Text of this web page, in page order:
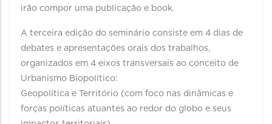
irão compor uma publicação e book.
A terceira edição do seminário consiste em 4 dias de
debates e apresentações orais dos trabalhos,
organizados em 4 eixos transversais ao conceito de
Urbanismo Biopolítico:
Geopolítica e Território (com foco nas dinâmicas e
forças políticas atuantes ao redor do globo e seus